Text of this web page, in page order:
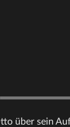
über sein